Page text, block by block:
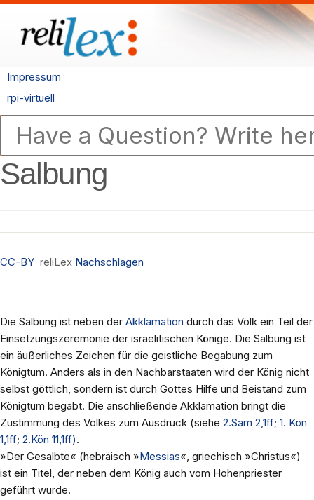
Impressum
rpi-virtuell
Salbung
CC-BY reliLex Nachschlagen
Die Salbung ist neben der Akklamation durch das Volk ein Teil der
Einsetzungszeremonie der israelitischen Könige. Die Salbung ist
ein äußerliches Zeichen für die geistliche Begabung zum
Königtum. Anders als in den Nachbarstaaten wird der König nicht
selbst göttlich, sondern ist durch Gottes Hilfe und Beistand zum
Königtum begabt. Die anschließende Akklamation bringt die
Zustimmung des Volkes zum Ausdruck (siehe 2.Sam 2,1ff; 1. Kön
1,1ff; 2.Kön 11,1ff).
»Der Gesalbte« (hebräisch »Messias«, griechisch »Christus«)
ist ein Titel, der neben dem König auch vom Hohenpriester
geführt wurde.